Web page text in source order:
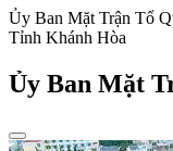
Ủy Ban Mặt Trận Tổ
Tỉnh Khánh Hòa
Ủy Ban Mặt